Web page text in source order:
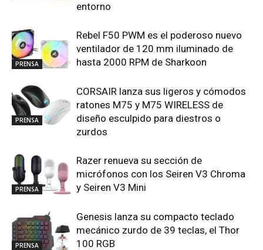
entorno
PRENSA
Rebel F50 PWM es el poderoso nuevo
ventilador de 120 mm iluminado de
hasta 2000 RPM de Sharkoon
PRENSA
CORSAIR lanza sus ligeros y cómodos
ratones M75 y M75 WIRELESS de
diseño esculpido para diestros o
zurdos
PRENSA
Razer renueva su sección de
micrófonos con los Seiren V3 Chroma
y Seiren V3 Mini
PRENSA
Genesis lanza su compacto teclado
mecánico zurdo de 39 teclas, el Thor
100 RGB